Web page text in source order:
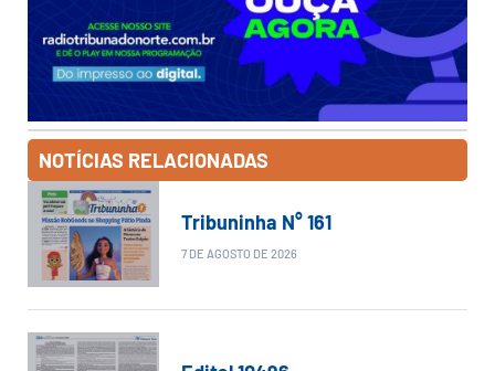
NOTÍCIAS RELACIONADAS
Tribuninha N° 161
7 DE AGOSTO DE 2026